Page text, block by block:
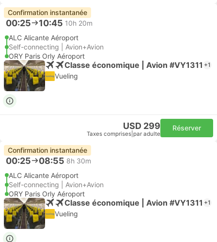
Confirmation instantanée
00:25 10:45 10h 20m
ALC Alicante Aéroport
Self-connecting | Avion+Avion
ORY Paris Orly Aéroport
Classe économique | Avion #VY1311 +1
Vueling
USD 299
Taxes comprises par adulte
Réserver
Confirmation instantanée
00:25 08:55 8h 30m
ALC Alicante Aéroport
Self-connecting | Avion+Avion
ORY Paris Orly Aéroport
Classe économique | Avion #VY1311 +1
Vueling